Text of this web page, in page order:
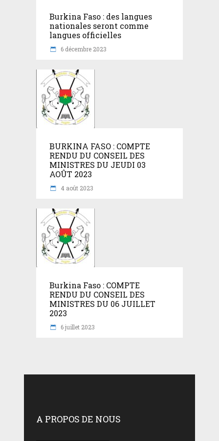
Burkina Faso : des langues
nationales seront comme
langues officielles
6 décembre 2023
BURKINA FASO : COMPTE
RENDU DU CONSEIL DES
MINISTRES DU JEUDI 03
AOÛT 2023
4 août 2023
Burkina Faso : COMPTE
RENDU DU CONSEIL DES
MINISTRES DU 06 JUILLET
2023
6 juillet 2023
A PROPOS DE NOUS